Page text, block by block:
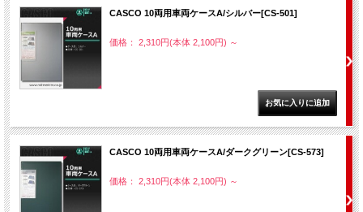
CASCO 10両用車両ケースA/シルバー[CS-501]
価格： 2,310円(本体 2,100円) ～
CASCO 10両用車両ケースA/ダークグリーン[CS-573]
価格： 2,310円(本体 2,100円) ～